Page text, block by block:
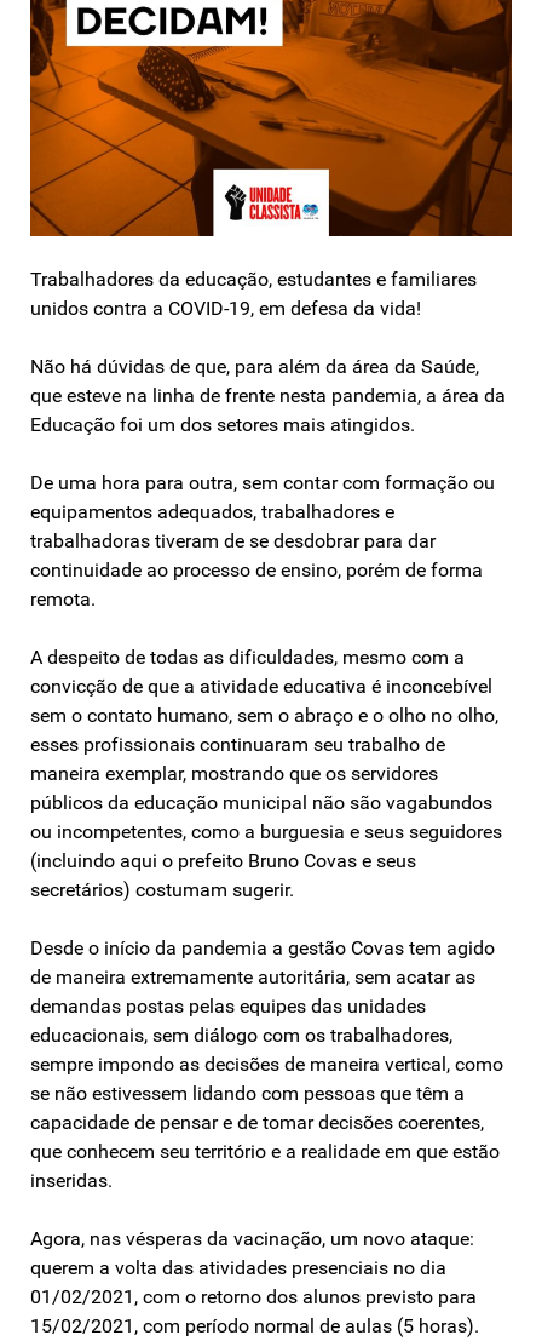
Trabalhadores da educação, estudantes e familiares
unidos contra a COVID-19, em defesa da vida!
Não há dúvidas de que, para além da área da Saúde,
que esteve na linha de frente nesta pandemia, a área da
Educação foi um dos setores mais atingidos.
De uma hora para outra, sem contar com formação ou
equipamentos adequados, trabalhadores e
trabalhadoras tiveram de se desdobrar para dar
continuidade ao processo de ensino, porém de forma
remota.
A despeito de todas as dificuldades, mesmo com a
convicção de que a atividade educativa é inconcebível
sem o contato humano, sem o abraço e o olho no olho,
esses profissionais continuaram seu trabalho de
maneira exemplar, mostrando que os servidores
públicos da educação municipal não são vagabundos
ou incompetentes, como a burguesia e seus seguidores
(incluindo aqui o prefeito Bruno Covas e seus
secretários) costumam sugerir.
Desde o início da pandemia a gestão Covas tem agido
de maneira extremamente autoritária, sem acatar as
demandas postas pelas equipes das unidades
educacionais, sem diálogo com os trabalhadores,
sempre impondo as decisões de maneira vertical, como
se não estivessem lidando com pessoas que têm a
capacidade de pensar e de tomar decisões coerentes,
que conhecem seu território e a realidade em que estão
inseridas.
Agora, nas vésperas da vacinação, um novo ataque:
querem a volta das atividades presenciais no dia
01/02/2021, com o retorno dos alunos previsto para
15/02/2021, com período normal de aulas (5 horas).